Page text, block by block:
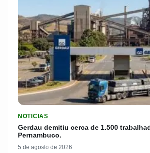
NOTICIAS
Gerdau demitiu cerca de 1.500
Pernambuco.
5 de agosto de 2026